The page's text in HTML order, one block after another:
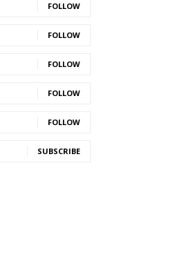
FOLLOW
FOLLOW
FOLLOW
FOLLOW
FOLLOW
SUBSCRIBE